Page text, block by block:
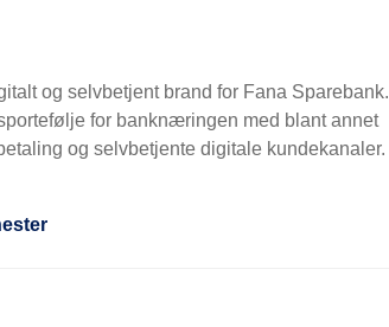
og selvbetjent brand for Fana Sparebank.
for banknæringen med blant annet
og selvbetjente digitale kundekanaler.